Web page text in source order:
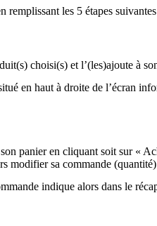
remplissant les 5 étapes
choisi(s) et l’(les)ajoute à
en haut à droite de l’écran
panier en cliquant soit sur «
modifier sa commande
indique alors dans le